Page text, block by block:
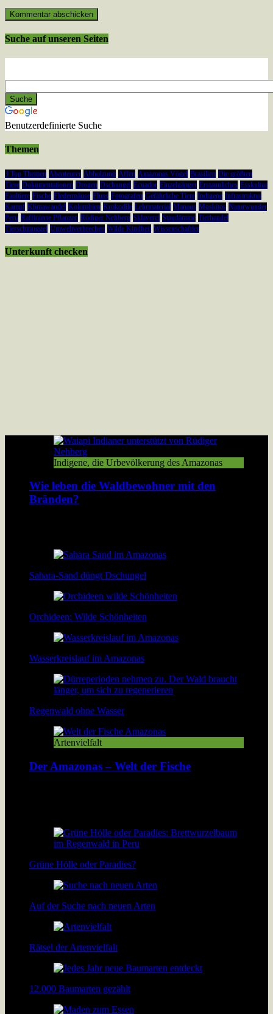
Suche auf unseren Seiten
Benutzerdefinierte Suche
Themen
3 Top Themen Abenteurer Abholzung Affen Amazonas Vögel Brasilien Die größten
Tiere Dokumentationen Drogen Dschungel Ecuador Einzelgänger Erstaunliches Esskultur
Faultiere Fische Fledermäuse Fluss Fotografen Gefährliche Tiere Indigene Infrastruktur
Kampf Klimawandel Kolumbien Krokodile Lehrmaterial Manaus Moskitos Naturwunder
Peru Raffinierte Pflanzen Rüdiger Nehberg Sklaverei Staudämme Tierhandel
Tierschmuggel Umweltverbrechen Wilde Kindheit Wissenschaftler
Unterkunft checken
Indigene, die Urbevölkerung des Amazonas
Wie leben die Waldbewohner mit den
Bränden?
Sahara-Sand düngt Dschungel
Orchideen: Wilde Schönheiten
Wasserkreislauf im Amazonas
Regenwald ohne Wasser
Artenvielfalt
Der Amazonas – Welt der Fische
Grüne Hölle oder Paradies?
Auf der Suche nach neuen Arten
Rätsel der Artenvielfalt
12.000 Baumarten gezählt